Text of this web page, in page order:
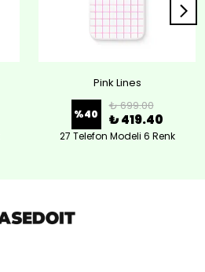
Pink Lines
%40
₺ 699.00
₺ 419.40
27 Telefon Modeli 6 Renk